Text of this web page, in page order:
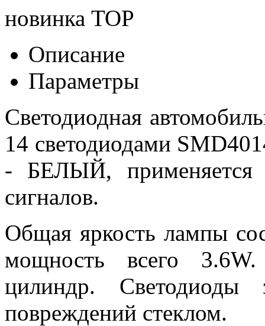
новинка TOP
Описание
Параметры
Светодиодная
14 светодиодами
- БЕЛЫЙ, применяется
сигналов.
Общая яркость лампы
мощность всего
цилиндр. Светодиоды
повреждений стеклом.